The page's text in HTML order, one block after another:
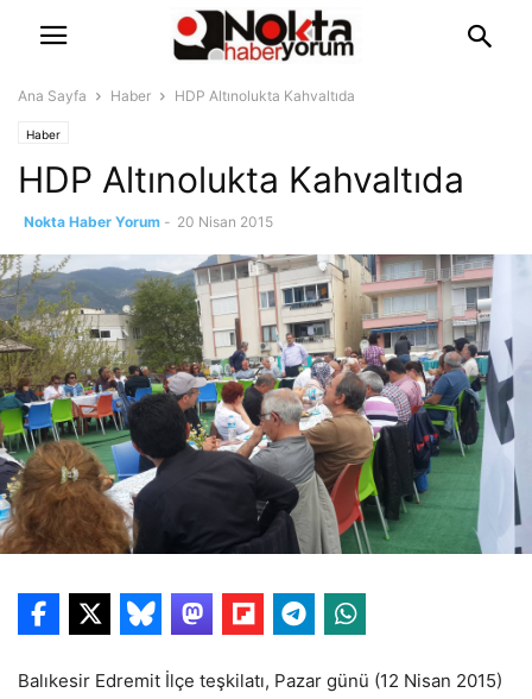
Ana Sayfa Haber HDP Altınolukta Kahvaltıda
Haber
HDP Altınolukta Kahvaltıda
Nokta Haber Yorum - 20 Nisan 2015
Balıkesir Edremit İlçe teşkilatı, Pazar günü (12 Nisan 2015)